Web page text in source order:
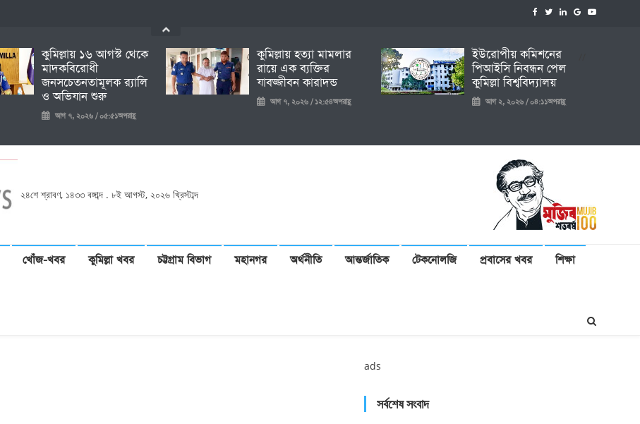
কুমিল্লায় ১৬ আগস্ট থেকে
মাদকবিরোধী
জনসচেতনতামূলক র‍্যালি
ও অভিযান শুরু
আগ ৭, ২০২৬ / ০৫:৫১অপরাহ্ণ
কুমিল্লায় হত্যা মামলার
রায়ে এক ব্যক্তির
যাবজ্জীবন কারাদন্ড
আগ ৭, ২০২৬ / ১২:৫৪অপরাহ্ণ
ইউরোপীয় কমিশনের
পিআইসি নিবন্ধন পেল
কুমিল্লা বিশ্ববিদ্যালয়
আগ ২, ২০২৬ / ০৪:১১অপরাহ্ণ
২৪শে শ্রাবণ, ১৪৩৩ বঙ্গাব্দ . ৮ই আগস্ট, ২০২৬ খ্রিস্টাব্দ
খোঁজ-খবর কুমিল্লা খবর চট্টগ্রাম বিভাগ মহানগর অর্থনীতি আন্তর্জাতিক টেকনোলজি প্রবাসের খবর শিক্ষা
ads
সর্বশেষ সংবাদ